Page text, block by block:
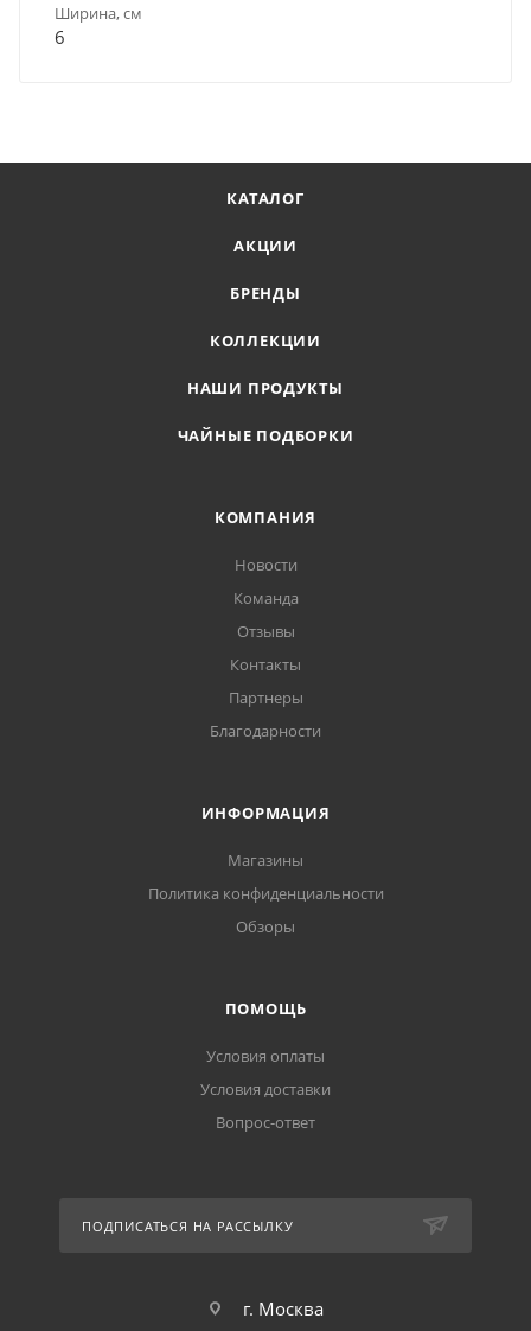
Ширина, см
6
КАТАЛОГ
АКЦИИ
БРЕНДЫ
КОЛЛЕКЦИИ
НАШИ ПРОДУКТЫ
ЧАЙНЫЕ ПОДБОРКИ
КОМПАНИЯ
Новости
Команда
Отзывы
Контакты
Партнеры
Благодарности
ИНФОРМАЦИЯ
Магазины
Политика конфиденциальности
Обзоры
ПОМОЩЬ
Условия оплаты
Условия доставки
Вопрос-ответ
ПОДПИСАТЬСЯ НА РАССЫЛКУ
г. Москва